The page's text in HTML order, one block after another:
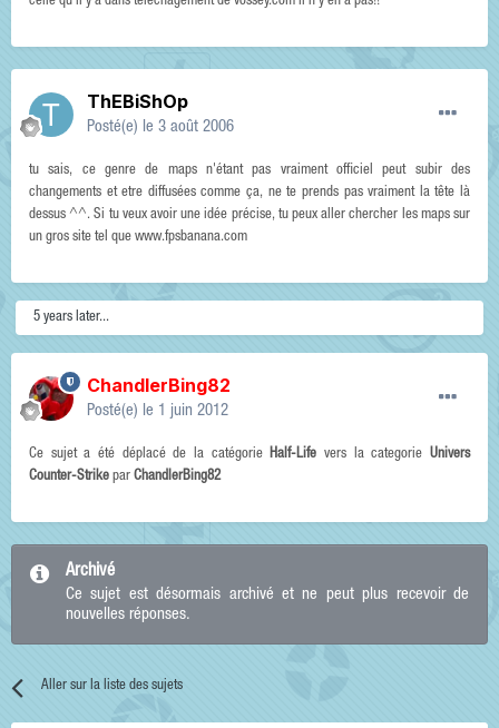
ThEBiShOp
Posté(e) le 3 août 2006
tu sais, ce genre de maps n'étant pas vraiment officiel peut subir des
changements et etre diffusées comme ça, ne te prends pas vraiment la tête là
dessus ^^. Si tu veux avoir une idée précise, tu peux aller chercher les maps sur
un gros site tel que www.fpsbanana.com
5 years later...
ChandlerBing82
Posté(e) le 1 juin 2012
Ce sujet a été déplacé de la catégorieHalf-Life vers la categorieUnivers
Counter-Strike par ChandlerBing82
Archivé
Ce sujet est désormais archivé et ne peut plus recevoir de
nouvelles réponses.
Aller sur la liste des sujets